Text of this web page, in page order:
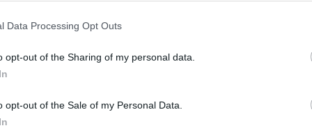
Data Processing Opt Outs
opt-out of the Sharing of my personal data.
opt-out of the Sale of my Personal Data.
Ρόδο και το Καστελόριζο, για την οποία είχε
ΔΙΑΦΗΜΙΣΗ